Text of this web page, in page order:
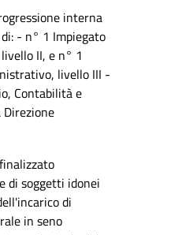
interna
- n° 1 Impiegato
II, e n° 1
livello III -
Contabilità e
di soggetti idonei
di
in seno